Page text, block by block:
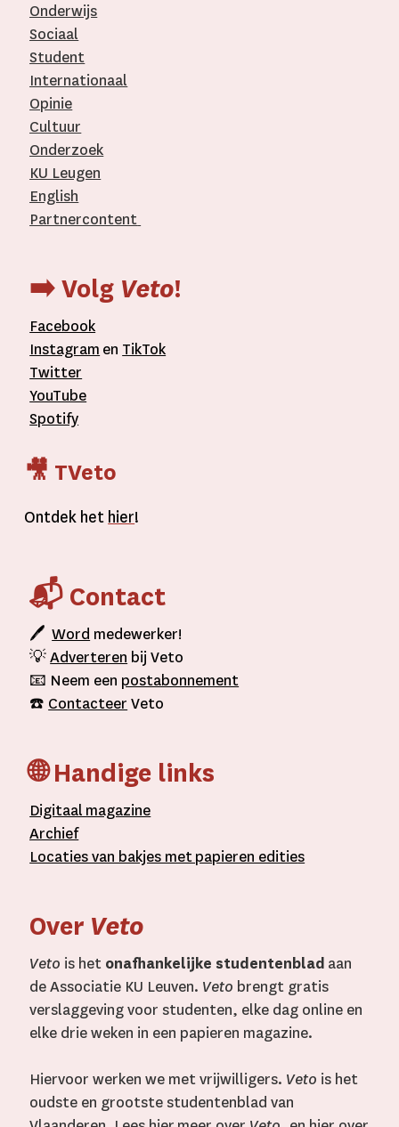
Onderwijs
Sociaal
Student
Internationaal­
Opinie
Cultuur
Onderzoek
KU Leugen
English
Partnercontent
➡️ Volg Veto!
Facebook
Instagram en TikTok
Twitter
YouTube
Spotify
🎥 TVeto
Ontdek het hier!
📬 Contact
🖊Word medewerker!
💡Adverteren bij Veto
📧 Neem een postabonnement
☎️ Contacteer Veto
🌐 Handige links
Digitaal magazine
Archief
Locaties van bakjes metpapieren edities
Over Veto
Veto is het onafhankelijke studentenblad aan
de Associatie KU Leuven. Veto brengt gratis
verslaggeving voor studenten, elke dag online en
elke drie weken in een papieren magazine.
Hiervoor werken we met vrijwilligers. Veto is het
oudste en grootste studentenblad van